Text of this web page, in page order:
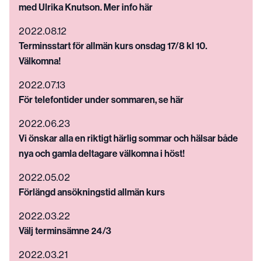
med Ulrika Knutson. Mer info här
2022.08.12
Terminsstart för allmän kurs onsdag 17/8 kl 10.
Välkomna!
2022.07.13
För telefontider under sommaren, se här
2022.06.23
Vi önskar alla en riktigt härlig sommar och hälsar både
nya och gamla deltagare välkomna i höst!
2022.05.02
Förlängd ansökningstid allmän kurs
2022.03.22
Välj terminsämne 24/3
2022.03.21